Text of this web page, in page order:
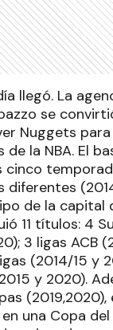
llegó. La
se
Nuggets
la NBA. El
cinco
diferentes
de la capital
11 títulos: 4
3 ligas ACB
(2014/15 y
y 2020).
(2019,2020),
una Copa